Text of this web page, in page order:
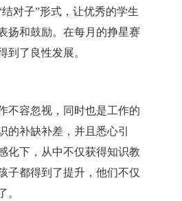
对子”形式，让优秀的学生
扬和鼓励。在每月的挣星赛
了良性发展。
不容忽视，同时也是工作的
补缺补差，并且悉心引
化下，从中不仅获得知识教
子都得到了提升，他们不仅
。